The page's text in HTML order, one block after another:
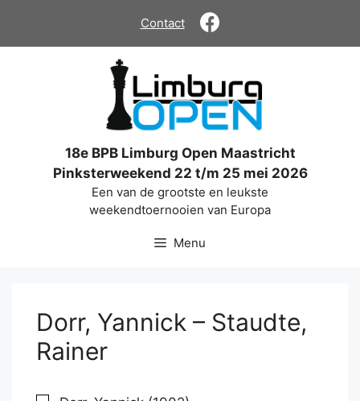
de
Contact
18e BPB Limburg Open Maastricht
Pinksterweekend 22 t/m 25 mei 2026
Een van de grootste en leukste
weekendtoernooien van Europa
Menu
Dorr, Yannick – Staudte,
Rainer